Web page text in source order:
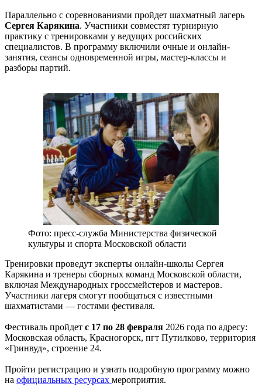
Параллельно с соревнованиями пройдет шахматный лагерь
Сергея Карякина. Участники совместят турнирную
практику с тренировками у ведущих российских
специалистов. В программу включили очные и онлайн-
занятия, сеансы одновременной игры, мастер-классы и
разборы партий.
Фото: пресс-служба Министерства физической
культуры и спорта Московской области
Тренировки проведут эксперты онлайн-школы Сергея
Карякина и тренеры сборных команд Московской области,
включая Международных гроссмейстеров и мастеров.
Участники лагеря смогут пообщаться с известными
шахматистами — гостями фестиваля.
Фестиваль пройдет с 17 по 28 февраля 2026 года по адресу:
Московская область, Красногорск, пгт Путилково, территория
«Гринвуд», строение 24.
Пройти регистрацию и узнать подробную программу можно
на официальных ресурсах мероприятия.